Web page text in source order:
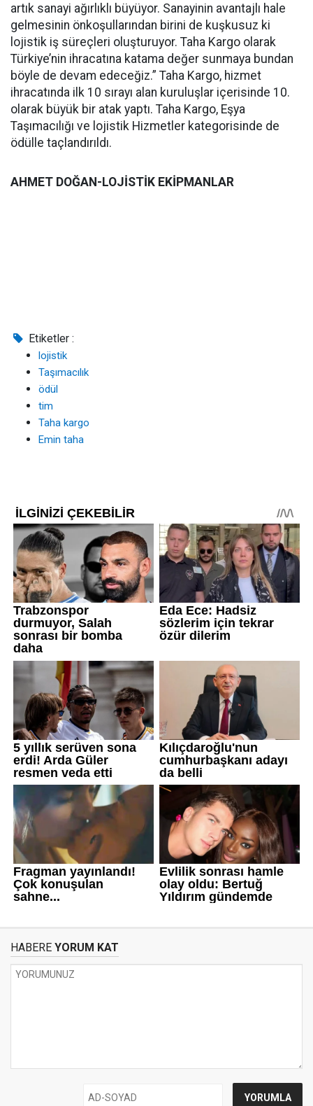
artık sanayi ağırlıklı büyüyor. Sanayinin avantajlı hale
gelmesinin önkoşullarından birini de kuşkusuz ki
lojistik iş süreçleri oluşturuyor. Taha Kargo olarak
Türkiye’nin ihracatına katama değer sunmaya bundan
böyle de devam edeceğiz.” Taha Kargo, hizmet
ihracatında ilk 10 sırayı alan kuruluşlar içerisinde 10.
olarak büyük bir atak yaptı. Taha Kargo, Eşya
Taşımacılığı ve lojistik Hizmetler kategorisinde de
ödülle taçlandırıldı.
AHMET DOĞAN-LOJİSTİK EKİPMANLAR
Etiketler :
lojistik
Taşımacılık
ödül
tim
Taha kargo
Emin taha
HABERE YORUM KAT